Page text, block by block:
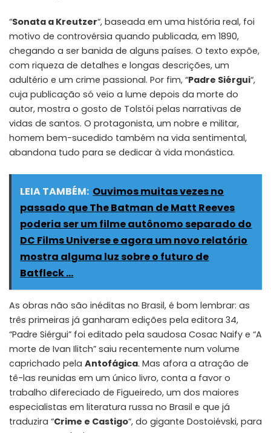
“Sonata a Kreutzer“, baseada em uma história real, foi
motivo de controvérsia quando publicada, em 1890,
chegando a ser banida de alguns países. O texto expõe,
com riqueza de detalhes e longas descrições, um
adultério e um crime passional. Por fim, “Padre Siérgui“,
cuja publicação só veio a lume depois da morte do
autor, mostra o gosto de Tolstói pelas narrativas de
vidas de santos. O protagonista, um nobre e militar,
homem bem-sucedido também na vida sentimental,
abandona tudo para se dedicar à vida monástica.
LEIA TAMBÉM: Ouvimos muitas vezes no
passado que The Batman de Matt Reeves
poderia ser um filme autônomo separado do
DC Films Universe e agora um novo relatório
mostra alguma luz sobre o futuro de
Batfleck ...
As obras não são inéditas no Brasil, é bom lembrar: as
três primeiras já ganharam edições pela editora 34,
“Padre Siérgui” foi editado pela saudosa Cosac Naify e “A
morte de Ivan Ilitch” saiu recentemente num volume
caprichado pela Antofágica. Mas afora a atração de
tê-las reunidas em um único livro, conta a favor o
trabalho difereciado de Figueiredo, um dos maiores
especialistas em literatura russa no Brasil e que já
traduzira “Crime e Castigo“, do gigante Dostoiévski, para